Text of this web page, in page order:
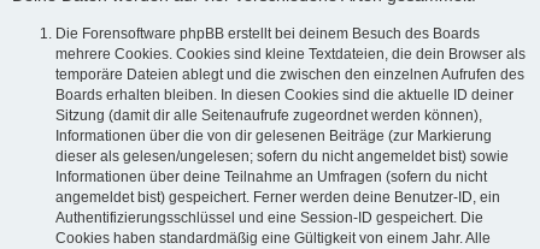
Die Forensoftware phpBB erstellt bei deinem Besuch des Boards
mehrere Cookies. Cookies sind kleine Textdateien, die dein Browser als
temporäre Dateien ablegt und die zwischen den einzelnen Aufrufen des
Boards erhalten bleiben. In diesen Cookies sind die aktuelle ID deiner
Sitzung (damit dir alle Seitenaufrufe zugeordnet werden können),
Informationen über die von dir gelesenen Beiträge (zur Markierung
dieser als gelesen/ungelesen; sofern du nicht angemeldet bist) sowie
Informationen über deine Teilnahme an Umfragen (sofern du nicht
angemeldet bist) gespeichert. Ferner werden deine Benutzer-ID, ein
Authentifizierungsschlüssel und eine Session-ID gespeichert. Die
Cookies haben standardmäßig eine Gültigkeit von einem Jahr. Alle